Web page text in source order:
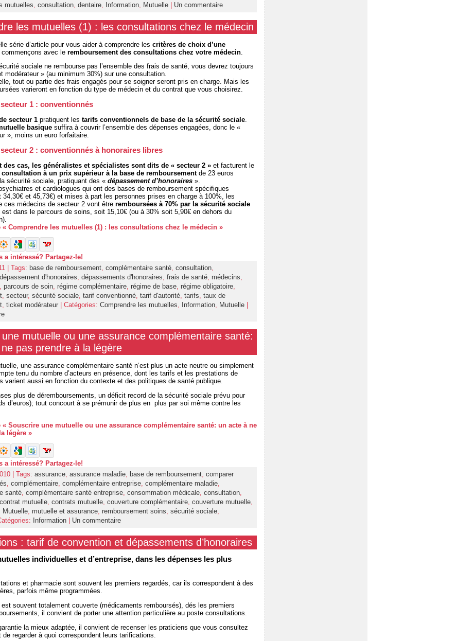
mutuelles consultation dentaire Information Mutuelle Un commentaire
les mutuelles (1) : les consultations chez le médecin
série d’article pour vous aider à comprendre les critères de choix d’une
commençons avec le remboursement des consultations chez votre médecin
sociale ne rembourse pas l’ensemble des frais de santé, vous devrez toujours
modérateur » (au minimum 30%) sur une consultation.
tout ou partie des frais engagés pour se soigner seront pris en charge. Mais les
varieront en fonction du type de médecin et du contrat que vous choisirez.
1 : conventionnés
secteur 1 pratiquent les tarifs conventionnels de base de la sécurité sociale
basique suffira à couvrir l’ensemble des dépenses engagées, donc le «
», moins un euro forfaitaire.
2 : conventionnés à honoraires libres
des cas, les généralistes et spécialistes sont dits de « secteur 2 » et facturent le
consultation à un prix supérieur à la base de remboursementde 23 euros
sécurité sociale, pratiquant des « dépassement d’honoraires ».
et cardiologues qui ont des bases de remboursement spécifiques
34,30€ et 45,73€) et mises à part les personnes prises en charge à 100%, les
ces médecins de secteur 2 vont être remboursées à 70% par la sécurité sociale
est dans le parcours de soins, soit 15,10€ (ou à 30% soit 5,90€ en dehors du
Comprendre les mutuelles (1) : les consultations chez le médecin »
a intéressé? Partagez-le!
| Tags: base de remboursement, complémentaire santé, consultation,
dépassement d'honoraires, dépassements d'honoraires, frais de santé, médecins,
, parcours de soin, régime complémentaire, régime de base, régime obligatoire,
, secteur, sécurité sociale, tarif conventionné, tarif d'autorité, tarifs, taux de
, ticket modérateur | Catégories: Comprendre les mutuelles, Information, Mutuelle
mutuelle ou une assurance complémentaire santé:
pas prendre à la légère
une assurance complémentaire santé n’est plus un acte neutre ou simplement
tenu du nombre d’acteurs en présence, dont les tarifs et les prestations de
varient aussi en fonction du contexte et des politiques de santé publique.
plus de déremboursements, un déficit record de la sécurité sociale prévu pour
d’euros); tout concourt à se prémunir de plus en plus par soi même contre les
Souscrire une mutuelle ou une assurance complémentaire santé: un acte à ne
légère »
a intéressé? Partagez-le!
| Tags: assurance assurance maladie base de remboursement comparer
complémentaire complémentaire entreprise complémentaire maladie
santé complémentaire santé entreprise consommation médicale consultation
contrat mutuelle contrats mutuelle couverture complémentaire couverture mutuelle
Mutuelle mutuelle et assurance remboursement soins sécurité sociale
Information | Un commentaire
: tarif de convention et dépassements d’honoraires
individuelles et d’entreprise, dans les dépenses les plus
et pharmacie sont souvent les premiers regardés, car ils correspondent à des
parfois même programmées.
souvent totalement couverte (médicaments remboursés), dés les premiers
il convient de porter une attention particulière au poste consultations.
la mieux adaptée, il convient de recenser les praticiens que vous consultez
de regarder à quoi correspondent leurs tarifications.